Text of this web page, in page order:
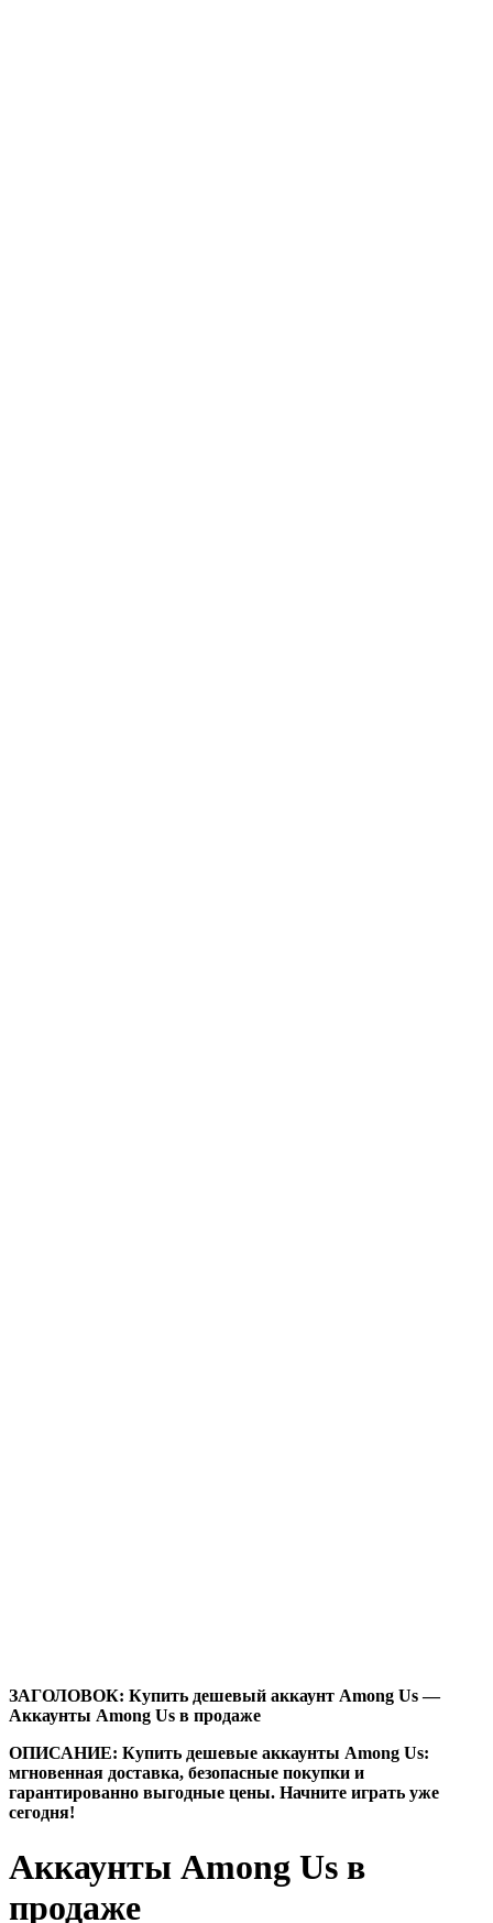
ЗАГОЛОВОК: Купить дешевый аккаунт Among Us —
Аккаунты Among Us в продаже
ОПИСАНИЕ: Купить дешевые аккаунты Among Us:
мгновенная доставка, безопасные покупки и
гарантированно выгодные цены. Начните играть уже
сегодня!
Аккаунты Among Us в
продаже